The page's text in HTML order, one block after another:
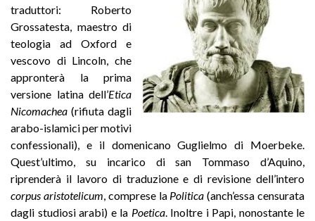
traduttori: Roberto
Grossatesta, maestro di
teologia ad Oxford e
vescovo di Lincoln, che
appronterà la prima
versione latina dell’Etica
Nicomachea (rifiuta dagli
arabo-islamici per motivi
confessionali), e il domenicano Guglielmo di Moerbeke.
Quest’ultimo, su incarico di san Tommaso d’Aquino,
riprenderà il lavoro di traduzione e di revisione dell’intero
corpus aristotelicum , comprese la Politica (anch’essa censurata
dagli studiosi arabi) e la Poetica. Inoltre i Papi, nonostante le